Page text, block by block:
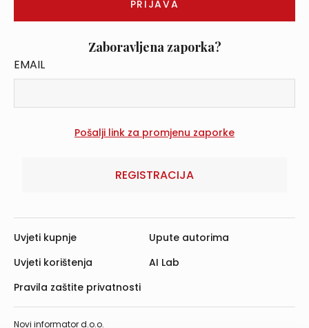
Zaboravljena zaporka?
EMAIL
REGISTRACIJA
Novi informator d.o.o.
Uvjeti kupnje
Uvjeti korištenja
Pravila zaštite privatnosti
Upute autorima
AI Lab